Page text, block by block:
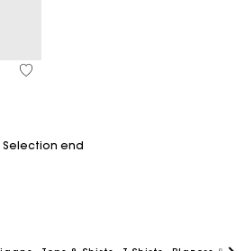
5 out of 5 Customer Rating
Selection end